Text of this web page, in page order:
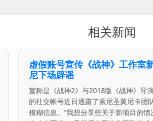
相关新闻
虚假账号宣传《战神》工作室
尼下场辟谣
宣称是《战神2》与2018版《战神》导
的社交帐号近日透露了索尼圣莫尼卡团
模糊信息。“我想分享些关于新项目的情